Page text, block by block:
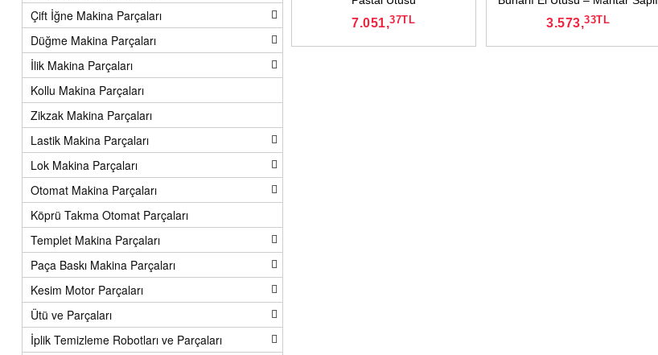
s
i
y
o
n
Y
e
d
Çift İğne Makina Parçaları
Düğme Makina Parçaları
İlik Makina Parçaları
Kollu Makina Parçaları
Zikzak Makina Parçaları
Lastik Makina Parçaları
Lok Makina Parçaları
Otomat Makina Parçaları
Köprü Takma Otomat Parçaları
Templet Makina Parçaları
Paça Baskı Makina Parçaları
Kesim Motor Parçaları
Ütü ve Parçaları
İplik Temizleme Robotları ve Parçaları
7.051,37TL 3.573,33TL